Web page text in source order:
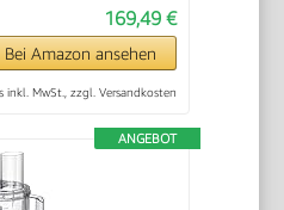
169,49 €
Bei Amazon ansehen
inkl. MwSt., zzgl. Versandkosten
ANGEBOT